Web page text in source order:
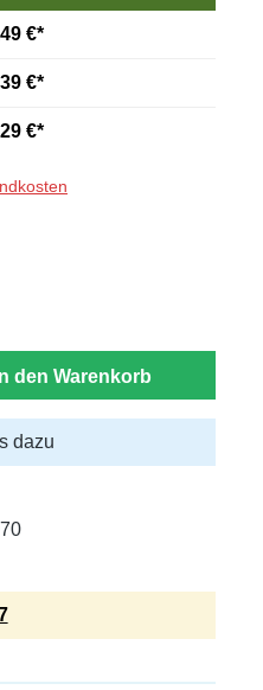
€*
€*
€*
von 5 von 5 Sternen
In den Warenkorb
dazu